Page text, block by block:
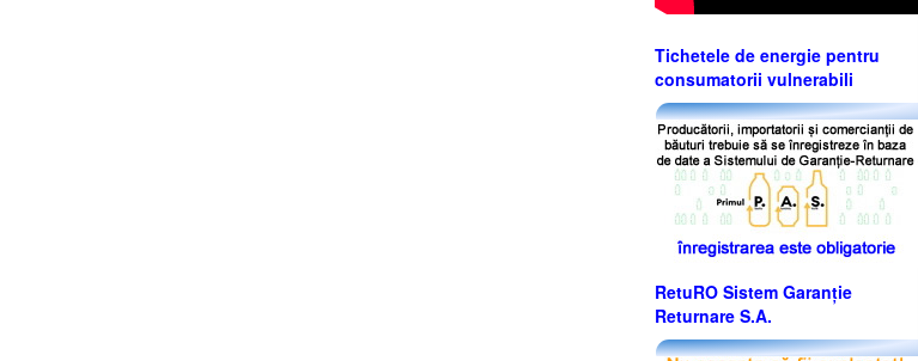
Tichetele de energie pentru
consumatorii vulnerabili
RetuRO Sistem Garanție
Returnare S.A.